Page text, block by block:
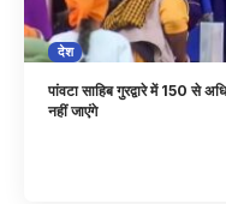
देश
पांवटा साहिब गुरद्वारे में 150 से
नहीं जाएंगे